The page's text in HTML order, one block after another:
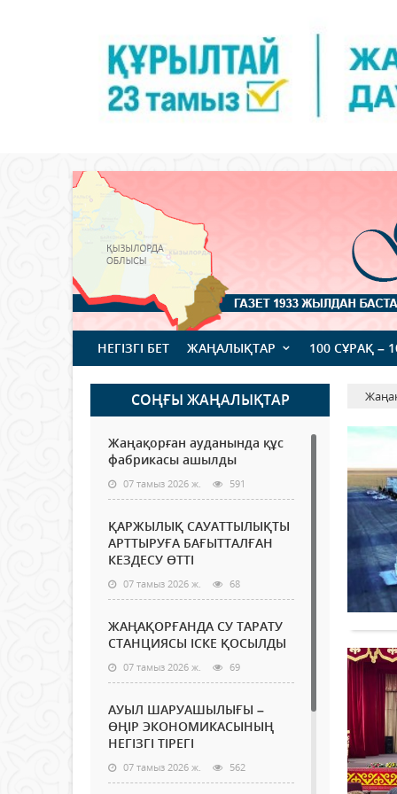
НЕГІЗГІ БЕТ ЖАҢАЛЫҚТАР 100 СҰРАҚ –
СОҢҒЫ ЖАҢАЛЫҚТАР
Жаңақорған ауданында құс
фабрикасы ашылды
07 тамыз 2026 ж. 591
ҚАРЖЫЛЫҚ САУАТТЫЛЫҚТЫ
АРТТЫРУҒА БАҒЫТТАЛҒАН
КЕЗДЕСУ ӨТТІ
07 тамыз 2026 ж. 68
ЖАҢАҚОРҒАНДА СУ ТАРАТУ
СТАНЦИЯСЫ ІСКЕ ҚОСЫЛДЫ
07 тамыз 2026 ж. 69
АУЫЛ ШАРУАШЫЛЫҒЫ –
ӨҢІР ЭКОНОМИКАСЫНЫҢ
НЕГІЗГІ ТІРЕГІ
07 тамыз 2026 ж. 562